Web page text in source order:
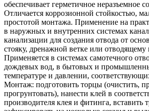
обеспечивает герметичное неразъемное
Отличается коррозионной стойкостью,
простотой монтажа. Применение на
в наружных и внутренних системах
канализации для создания отвода от
стояку, дренажной ветке или отводящему
Применяется в системах самотечного
дождевых вод, в бытовых и
температуре и давлении,
Монтаж: подготовить торцы (очистить,
прогрунтовать), нанести клей в
производителя клея и фитинга, вставить